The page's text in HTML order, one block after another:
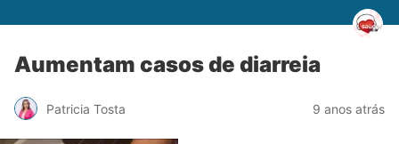
Aumentam casos de diarreia
Patricia Tosta 9 anos atrás